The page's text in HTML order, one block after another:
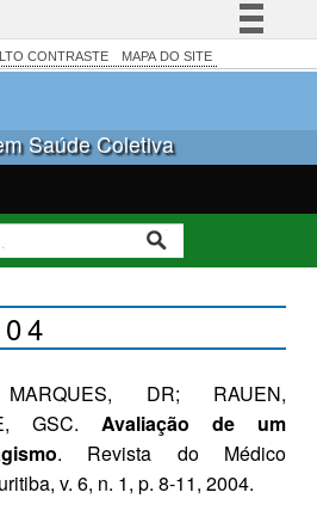
Simplifique!
Acesso à informação
Canais
CONTRASTE MAPA DO SITE
Saúde Coletiva
DR; RAUEN,
GSC. Avaliação de um
. Revista do Médico
v. 6, n. 1, p. 8-11, 2004.